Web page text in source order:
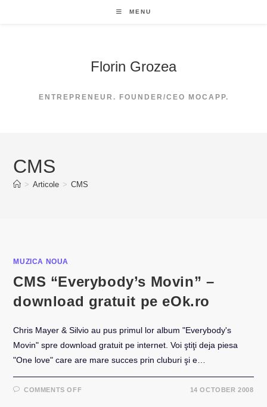
MENU
Florin Grozea
ENTREPRENEUR. FOUNDER/CEO MOCAPP.
CMS
> Articole > CMS
MUZICA NOUA
CMS “Everybody’s Movin” –
download gratuit pe eOk.ro
Chris Mayer & Silvio au pus primul lor album "Everybody's
Movin" spre download gratuit pe internet. Voi ştiţi deja piesa
"One love" care are mare succes prin cluburi şi e…
COMMENTS OFFON
14 OCTOBER 2008